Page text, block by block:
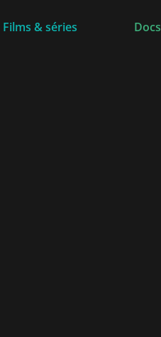
Films & séries Docs